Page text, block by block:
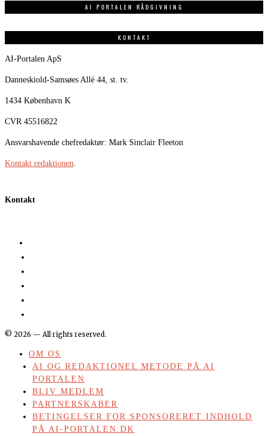
AI PORTALEN RÅDGIVNING
KONTAKT
AI-Portalen ApS
Danneskiold-Samsøes Allé 44, st. tv.
1434 København K
CVR 45516822
Ansvarshavende chefredaktør: Mark Sinclair Fleeton
Kontakt redaktionen
Kontakt
© 2026 — All rights reserved.
OM OS
AI OG REDAKTIONEL METODE PÅ AI
PORTALEN
BLIV MEDLEM
PARTNERSKABER
BETINGELSER FOR SPONSORERET INDHOLD
PÅ AI-PORTALEN.DK